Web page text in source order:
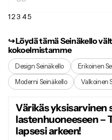
123 45
↪︎ Löydä tämä Seinäkello
kokoelmistamme
Design Seinäkello Erikoinen
Moderni Seinäkello
Valkoinen
Värikäs yksisarvinen
lastenhuoneeseen –
lapsesi arkeen!